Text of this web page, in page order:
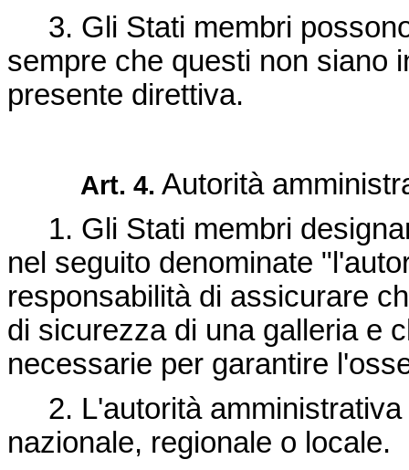
3. Gli Stati membri
sempre che questi non siano
presente direttiva.
Art. 4. Autorità
1. Gli Stati membri
nel seguito denominate
responsabilità di assicurare
di sicurezza di una galleria e
necessarie per garantire
2. L'autorità
nazionale, regionale o locale.